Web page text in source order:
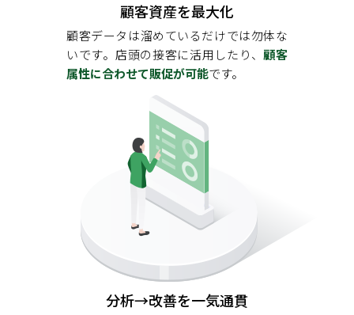
顧客資産を最大化
顧客データは溜めているだけでは勿体な
いです。店頭の接客に活用したり、顧客
属性に合わせて販促が可能です。
分析→改善を一気通貫